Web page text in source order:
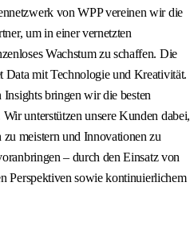
von WPP vereinen wir die
um in einer vernetzten
Wachstum zu schaffen. Die
Data mit Technologie und Kreativität.
bringen wir die besten
unterstützen unsere Kunden dabei,
meistern und Innovationen zu
– durch den Einsatz von
Perspektiven sowie kontinuierlichem